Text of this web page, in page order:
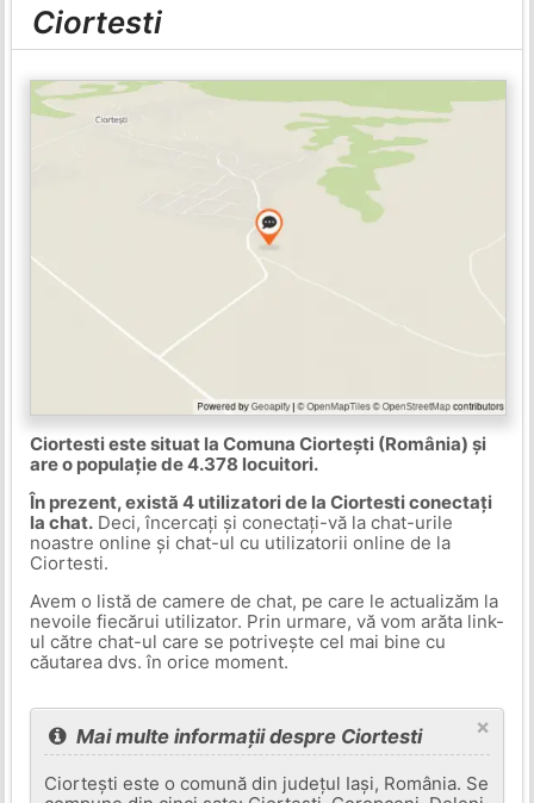
Ciortesti
Ciortesti este situat la Comuna Ciortești (România) și
are o populație de 4.378 locuitori.
În prezent, există 4 utilizatori de la Ciortesti conectați
la chat.Deci, încercați și conectați-vă la chat-urile
noastre online și chat-ul cu utilizatorii online de la
Ciortesti.
Avem o listă de camere de chat, pe care le actualizăm la
nevoile fiecărui utilizator. Prin urmare, vă vom arăta link-
ul către chat-ul care se potrivește cel mai bine cu
căutarea dvs. în orice moment.
×
Mai multe informații despre Ciortesti
Ciortești este o comună din județul Iași, România. Se